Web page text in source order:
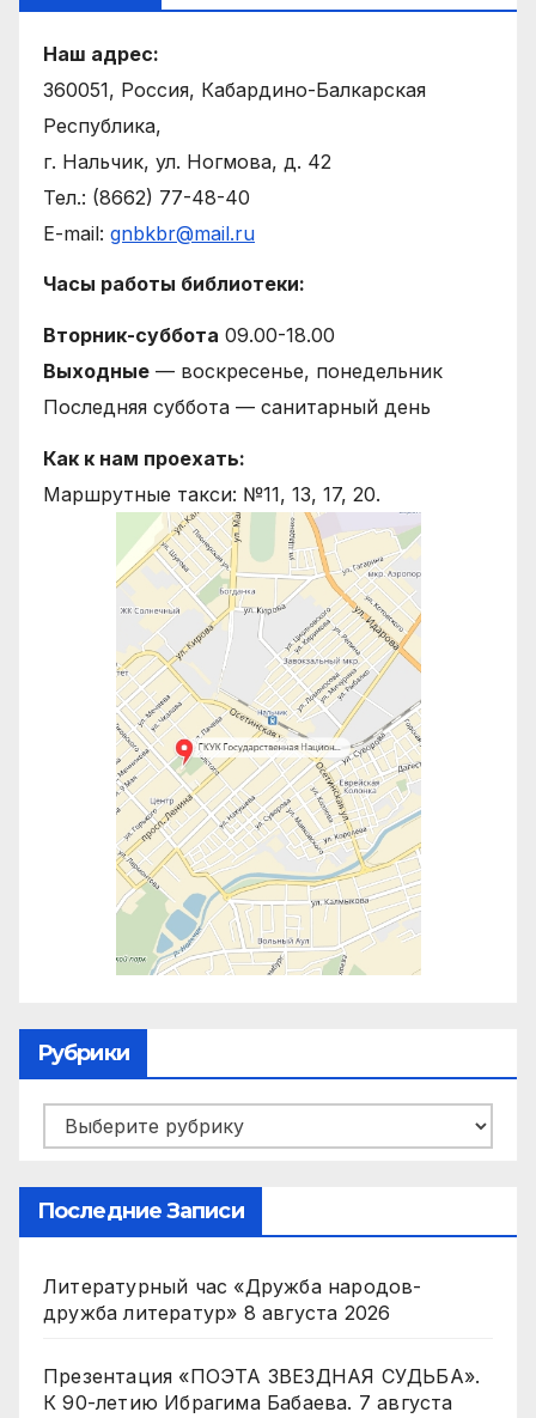
Наш адрес:
360051, Россия, Кабардино-Балкарская
Республика,
г. Нальчик, ул. Ногмова, д. 42
Тел.: (8662) 77-48-40
E-mail: gnbkbr@mail.ru
Часы работы библиотеки:
Вторник-суббота 09.00-18.00
Выходные — воскресенье, понедельник
Последняя суббота — санитарный день
Как к нам проехать:
Маршрутные такси: №11, 13, 17, 20.
Рубрики
Рубрики
Последние Записи
Литературный час «Дружба народов-
дружба литератур» 8 августа 2026
Презентация «ПОЭТА ЗВЕЗДНАЯ СУДЬБА».
К 90-летию Ибрагима Бабаева. 7 августа